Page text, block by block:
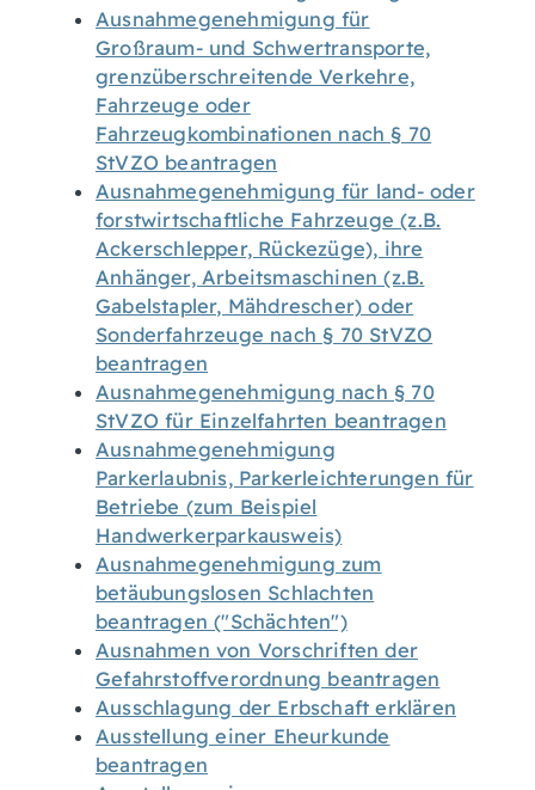
Ausnahmegenehmigung für
Großraum- und Schwertransporte,
grenzüberschreitende Verkehre,
Fahrzeuge oder
Fahrzeugkombinationen nach § 70
StVZO beantragen
Ausnahmegenehmigung für land- oder
forstwirtschaftliche Fahrzeuge (z.B.
Ackerschlepper, Rückezüge), ihre
Anhänger, Arbeitsmaschinen (z.B.
Gabelstapler, Mähdrescher) oder
Sonderfahrzeuge nach § 70 StVZO
beantragen
Ausnahmegenehmigung nach § 70
StVZO für Einzelfahrten beantragen
Ausnahmegenehmigung
Parkerlaubnis, Parkerleichterungen für
Betriebe (zum Beispiel
Handwerkerparkausweis)
Ausnahmegenehmigung zum
betäubungslosen Schlachten
beantragen ("Schächten")
Ausnahmen von Vorschriften der
Gefahrstoffverordnung beantragen
Ausschlagung der Erbschaft erklären
Ausstellung einer Eheurkunde
beantragen